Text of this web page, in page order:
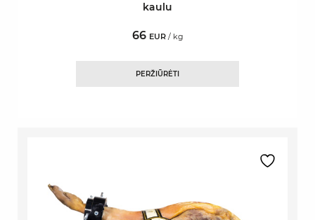
kaulu
66 EUR / kg
PERŽIŪRĖTI